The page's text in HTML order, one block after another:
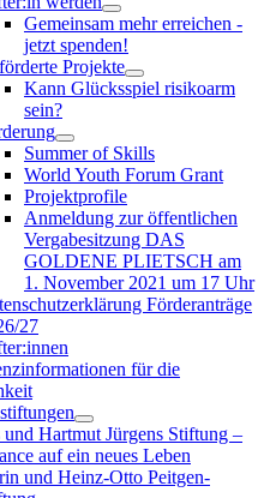
Gemeinsam mehr erreichen -
jetzt spenden!
Projekte
Kann Glücksspiel risikoarm
sein?
Summer of Skills
World Youth Forum Grant
Projektprofile
Anmeldung zur öffentlichen
Vergabesitzung DAS
GOLDENE PLIETSCH am
1. November 2021 um 17 Uhr
Förderanträge
27
für die
und Hartmut Jürgens Stiftung –
auf ein neues Leben
und Heinz-Otto Peitgen-